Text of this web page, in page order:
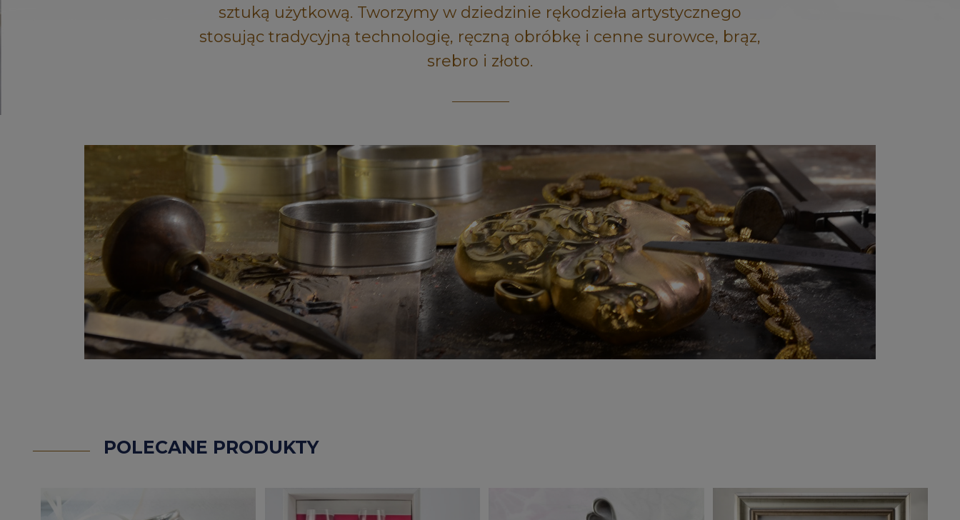
sztuką użytkową. Tworzymy w dziedzinie rękodzieła artystycznego
stosując tradycyjną technologię, ręczną obróbkę i cenne surowce, brąz,
srebro i złoto.
POLECANE PRODUKTY